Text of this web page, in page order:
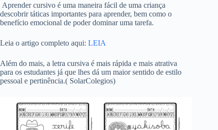
Aprender cursivo é uma maneira fácil de uma criança
descobrir táticas importantes para aprender, bem como o
benefício emocional de poder dominar uma tarefa.
Leia o artigo completo aqui: LEIA
Além do mais, a letra cursiva é mais rápida e mais atrativa
para os estudantes já que lhes dá um maior sentido de estilo
pessoal e pertinência.( SolarColegios)